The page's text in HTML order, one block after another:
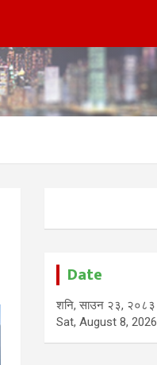
Date
शनि, साउन २३, २०८३
Sat, August 8, 2026